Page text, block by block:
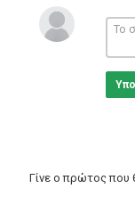
Κατηγορίες
Greek Music
Γίνε ο πρώτος που